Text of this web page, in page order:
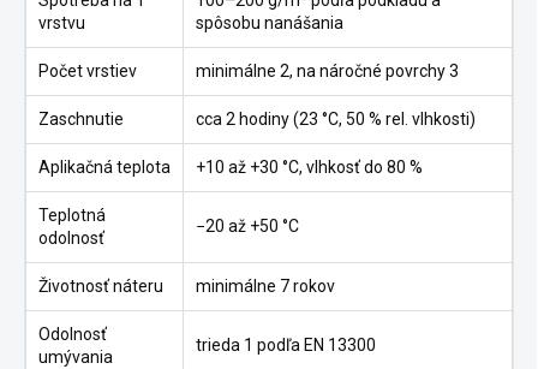
vrstvu
spôsobu nanášania
Počet vrstiev minimálne 2, na náročné povrchy 3
Zaschnutie cca 2 hodiny (23 °C, 50 % rel. vlhkosti)
Aplikačná teplota +10 až +30 °C, vlhkosť do 80 %
Teplotná
odolnosť
−20 až +50 °C
Životnosť náteru minimálne 7 rokov
Odolnosť
umývania
trieda 1 podľa EN 13300